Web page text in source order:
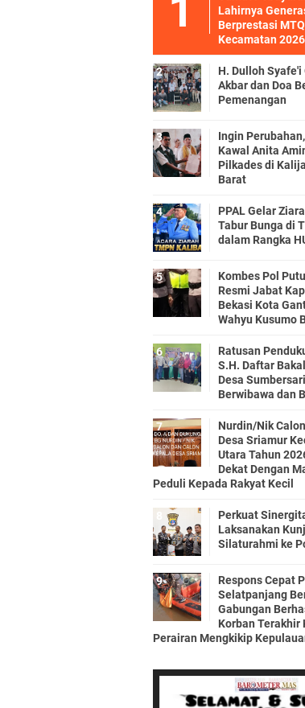
Lahirnya
Berprestasi
Kecamatan 2026
H. Dulloh
Akbar dan Doa
Pemenangan
Ingin
Kawal Anita
Pilkades di
Barat
PPAL Gelar
Tabur Bunga di
dalam Rangka
Kombes Pol
Resmi Jabat
Bekasi Kota
Wahyu Kusumo
Ratusan
S.H. Daftar
Desa
Berwibawa dan
Nurdin/Nik
Desa Sriamur
Utara Tahun
Dekat Dengan
Peduli Kepada Rakyat Kecil
Perkuat
Laksanakan
Silaturahmi ke
Respons Cepat
Selatpanjang
Gabungan
Korban Terakhir
Perairan Mengkikip